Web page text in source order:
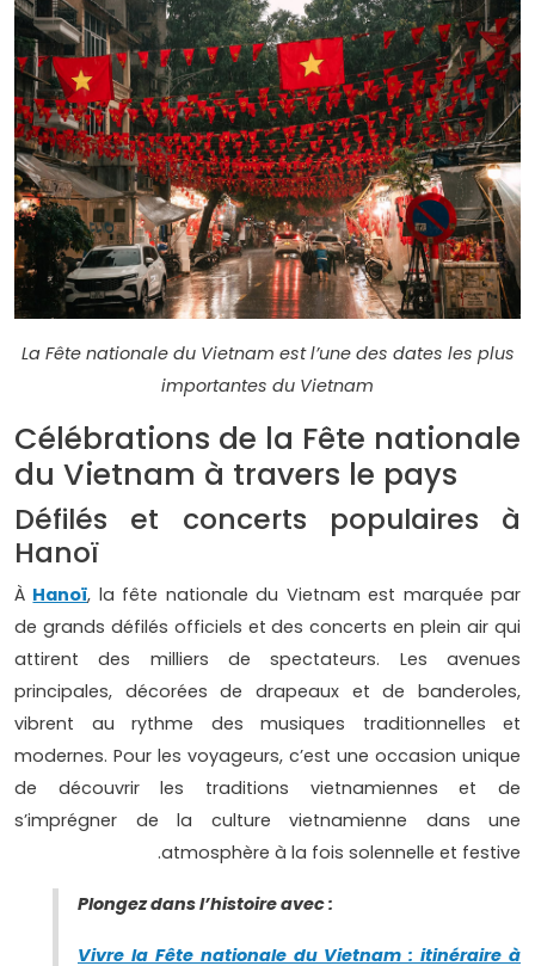
La Fête nationale du Vietnam est l’une des dates les plus
importantes du Vietnam
Célébrations de la Fête nationale
du Vietnam à travers le pays
Défilés et concerts populaires à
Hanoï
À Hanoï, la fête nationale du Vietnam est marquée par
de grands défilés officiels et des concerts en plein air qui
attirent des milliers de spectateurs. Les avenues
principales, décorées de drapeaux et de banderoles,
vibrent au rythme des musiques traditionnelles et
modernes. Pour les voyageurs, c’est une occasion unique
de découvrir les traditions vietnamiennes et de
s’imprégner de la culture vietnamienne dans une
atmosphère à la fois solennelle et festive.
Plongez dans l’histoire avec :
Vivre la Fête nationale du Vietnam : itinéraire à